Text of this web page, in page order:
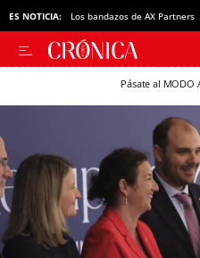
ES NOTICIA: Los bandazos de AX Partners
Pásate al MODO